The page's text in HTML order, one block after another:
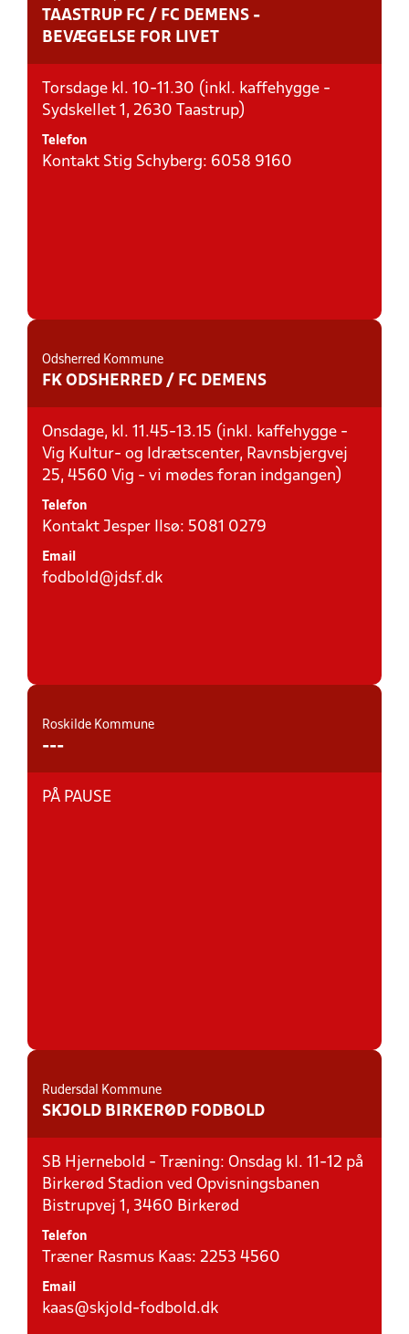
TAASTRUP FC / FC DEMENS -
BEVÆGELSE FOR LIVET
Torsdage kl. 10-11.30 (inkl. kaffehygge -
Sydskellet 1, 2630 Taastrup)
Telefon
Kontakt Stig Schyberg: 6058 9160
Odsherred Kommune
FK ODSHERRED / FC DEMENS
Onsdage, kl. 11.45-13.15 (inkl. kaffehygge -
Vig Kultur- og Idrætscenter, Ravnsbjergvej
25, 4560 Vig - vi mødes foran indgangen)
Telefon
Kontakt Jesper Ilsø: 5081 0279
Email
fodbold@jdsf.dk
Roskilde Kommune
---
PÅ PAUSE
Rudersdal Kommune
SKJOLD BIRKERØD FODBOLD
SB Hjernebold - Træning: Onsdag kl. 11-12 på
Birkerød Stadion ved Opvisningsbanen
Bistrupvej 1, 3460 Birkerød
Telefon
Træner Rasmus Kaas: 2253 4560
Email
kaas@skjold-fodbold.dk